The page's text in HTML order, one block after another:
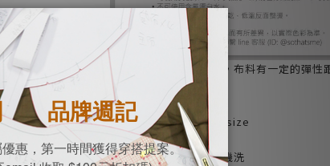
（尺寸數據由人工平量，布料有一定的彈性
3cm的誤差。）
| 模特兒資訊 |
165cm/ 50kgs / Free size
| 洗滌說明 |
可使用30度冷水機洗